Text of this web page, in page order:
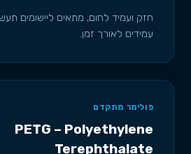
חזק ועמיד לחום, מתאים ליישומים
עמידים לאורך זמן.
פולימר מתקדם
PETG – Polyethylene
Terephthalate